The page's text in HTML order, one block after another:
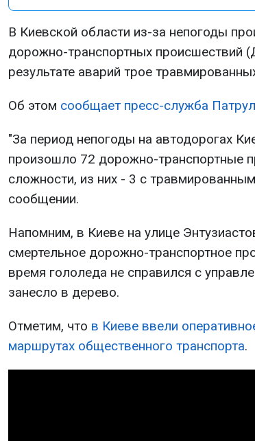
В Киевской области из-за непогоды
дорожно-транспортных происшествий
результате аварий трое
Об этом сообщает пресс-служба
"За период непогоды на автодорогах
произошло 72 дорожно-транспортные
сложности, из них - 3 с
сообщении.
Напомним, в Киеве на улице
смертельное дорожно-транспортное
время гололеда не справился с
занесло в дерево.
Отметим, что в Киеве ввели
маршрутах общественного транспорта.